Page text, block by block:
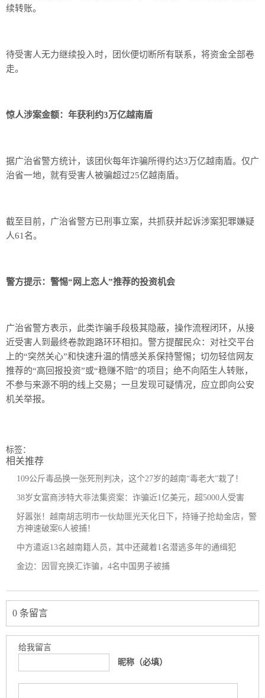
续转账。
待受害人无力继续投入时，团伙便切断所有联系，将资金全部卷
走。
惊人涉案金额：年获利约3万亿越南盾
据广治省警方统计，该团伙每年诈骗所得约达3万亿越南盾。仅广
治省一地，就有受害人被骗超过25亿越南盾。
截至目前，广治省警方已刑事立案，共抓获并起诉涉案犯罪嫌疑
人61名。
警方提示：警惕“网上恋人”推荐的投资机会
广治省警方表示，此类诈骗手段极其隐蔽，操作流程闭环，从接
近受害人到最终卷款跑路环环相扣。警方提醒民众：对社交平台
上的“突然关心”和快速升温的情感关系保持警惕；切勿轻信网友
推荐的“高回报投资”或“稳赚不赔”的项目；绝不向陌生人转账，
不参与来源不明的线上交易；一旦发现可疑情况，应立即向公安
机关举报。
标签：
相关推荐
109公斤毒品换一张死刑判决，这个27岁的越南“毒老大”栽了！
38岁女富商涉特大非法集资案：诈骗近1亿美元，超5000人受害
好嚣张！越南胡志明市一伙劫匪光天化日下，持锤子抢劫金店，警
方神速破案6人被捕！
中方遣返13名越南籍人员，其中还藏着1名潜逃多年的通缉犯
金边：因冒充换汇诈骗，4名中国男子被捕
0 条留言
给我留言
昵称（必填）